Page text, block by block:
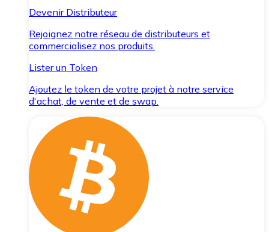
Devenir Distributeur
Rejoignez notre réseau de distributeurs et
commercialisez nos produits.
Lister un Token
Ajoutez le token de votre projet à notre service
d'achat, de vente et de swap.